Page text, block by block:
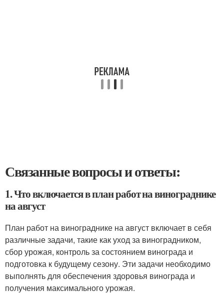
Связанные вопросы и ответы:
1. Что включается в план работ на винограднике
на август
План работ на винограднике на август включает в себя
различные задачи, такие как уход за виноградником,
сбор урожая, контроль за состоянием винограда и
подготовка к будущему сезону. Эти задачи необходимо
выполнять для обеспечения здоровья винограда и
получения максимального урожая.